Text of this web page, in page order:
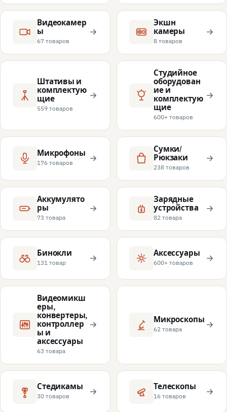
Видеокамер
ы
67 товаров
Экшн
камеры
8 товаров
Штативы и
комплектую
щие
559 товаров
Студийное
оборудован
ие и
комплектую
щие
600+ товаров
Микрофоны
176 товаров
Сумки/
Рюкзаки
238 товаров
Аккумулято
ры
73 товара
Зарядные
устройства
82 товара
Бинокли
131 товар
Аксессуары
600+ товаров
Видеомикш
еры,
конвертеры,
контроллер
ы и
аксессуары
63 товара
Микроскопы
62 товара
Стедикамы
30 товаров
Телескопы
16 товаров